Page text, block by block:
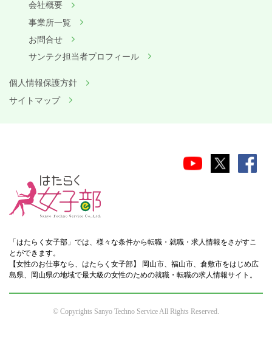
会社概要
事業所一覧
お問合せ
サンテク担当者プロフィール
個人情報保護方針
サイトマップ
「はたらく女子部」では、様々な条件から転職・就職・求人情報をさがすこ
とができます。
【女性のお仕事なら、はたらく女子部】 岡山市、福山市、倉敷市をはじめ広
島県、岡山県の地域で最大級の女性のための就職・転職の求人情報サイト。
© Copyrights Sanyo Techno Service All Rights Reserved.